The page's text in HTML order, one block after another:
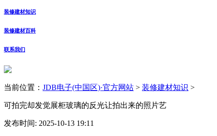
装修建材知识
装修建材百科
联系我们
当前位置： JDB电子(中国区)·官方网站 > 装修建材知识 >
可拍完却发觉展柜玻璃的反光让拍出来的照片艺
发布时间: 2025-10-13 19:11